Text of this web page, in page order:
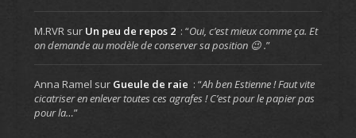
M.RVR sur Un peu de repos 2 : “Oui, c’est mieux comme ça. Et
on demande au modèle de conserver sa position 😉 .”
Anna Ramel sur Gueule de raie : “Ah ben Estienne ! Faut vite
cicatriser en enlever toutes ces agrafes ! C’est pour le papier pas
pour la…”